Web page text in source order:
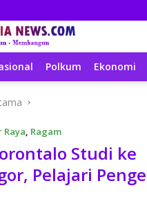
Polkum Ekonomi
Raya, Ragam
Studi ke
Pelajari